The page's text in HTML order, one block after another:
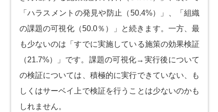
「ハラスメントの発見や防止（50.4%）」、「組織
の課題の可視化（50.0％）」と続きます。一方、最
も少ないのは「すでに実施している施策の効果検証
（21.7%）」です。課題の可視化→実行後について
の検証については、積極的に実行できていない、も
しくはサーベイ上で検証を行うことは少ないのかも
しれません。